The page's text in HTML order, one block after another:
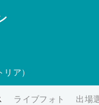
ア）
ライブフォト 出場